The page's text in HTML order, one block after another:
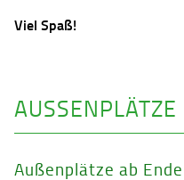
Viel Spaß!
AUSSENPLÄTZE
Außenplätze ab